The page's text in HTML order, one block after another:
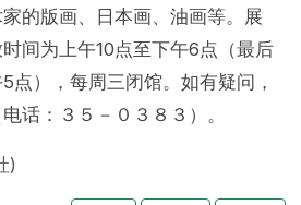
的版画、日本画、油画等。展
间为上午10点至下午6点（最后
点），每周三闭馆。如有疑问，
话：３５－０３８３）。
)